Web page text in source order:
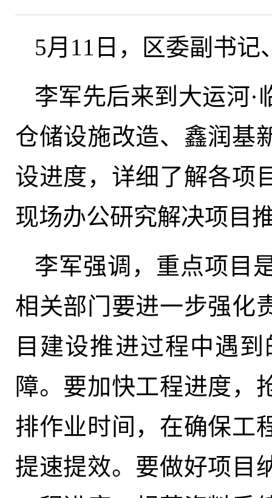
5月11日，区委副书
李军先后来到大运河
仓储设施改造、鑫润基
设进度，详细了解各项
现场办公研究解决项目
李军强调，重点项目
相关部门要进一步强化
目建设推进过程中遇
障。要加快工程进度，
排作业时间，在确保工
提速提效。要做好项目